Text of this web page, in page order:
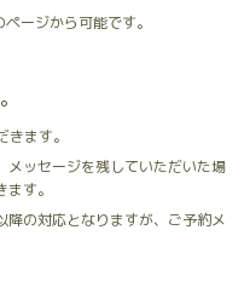
ージから可能です。
ます。
ッセージを残していただいた場
す。
の対応となりますが、ご予約メ